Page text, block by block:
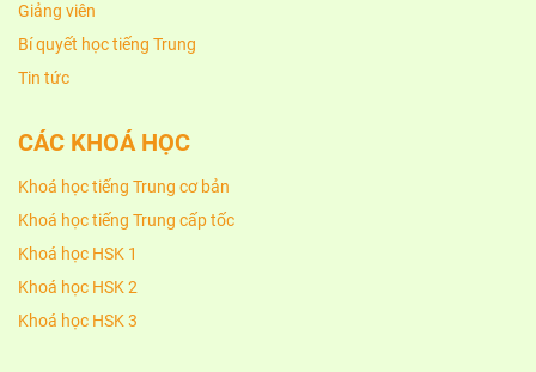
Giảng viên
Bí quyết học tiếng Trung
Tin tức
CÁC KHOÁ HỌC
Khoá học tiếng Trung cơ bản
Khoá học tiếng Trung cấp tốc
Khoá học HSK 1
Khoá học HSK 2
Khoá học HSK 3